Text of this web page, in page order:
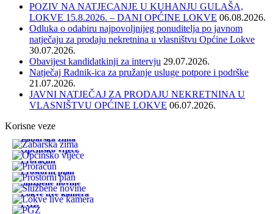
POZIV NA NATJECANJE U KUHANJU GULAŠA,
LOKVE 15.8.2026. – DANI OPĆINE LOKVE 06.08.2026.
Odluka o odabiru najpovoljnijeg ponuditelja po javnom
natječaju za prodaju nekretnina u vlasništvu Općine Lokve
30.07.2026.
Obavijest kandidatkinji za intervju 29.07.2026.
Natječaj Radnik-ica za pružanje usluge potpore i podrške
21.07.2026.
JAVNI NATJEČAJ ZA PRODAJU NEKRETNINA U
VLASNIŠTVU OPĆINE LOKVE 06.07.2026.
Korisne veze
Žabarska zima
Općinsko vijeće
Proračun
Prostorni plan
Službene novine
Lokve live kamera
PGŽ